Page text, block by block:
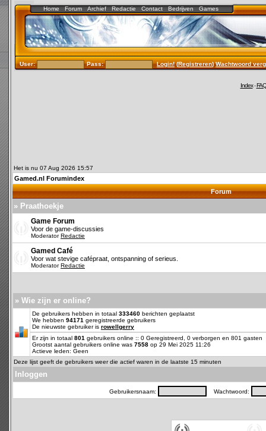
Home Forum Archief Redactie Contact Bedrijven Games
User: Pass: Login!(Registreren)Wachtwoord
Index-FAQ
Het is nu 07 Aug 2026 15:57
Gamed.nl Forumindex
Forum
» Praathoekje
Game Forum
Voor de game-discussies
ModeratorRedactie
Gamed Café
Voor wat stevige cafépraat, ontspanning of serieus.
ModeratorRedactie
» Wie zijn er online?
De gebruikers hebben in totaal 333460 berichten geplaatst
We hebben 94171 geregistreerde gebruikers
De nieuwste gebruiker is rowellgerry
Er zijn in totaal 801 gebruikers online :: 0 Geregistreerd, 0 verborgen en 801
Grootst aantal gebruikers online was 7558 op 29 Mei 2025 11:26
Actieve leden: Geen
Deze lijst geeft de gebruikers weer die actief waren in de laatste 15 minuten
Inloggen
Gebruikersnaam: Wachtwoord: